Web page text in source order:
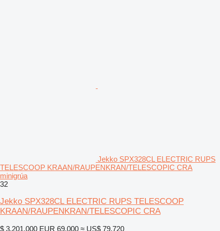
Jekko SPX328CL ELECTRIC RUPS
TELESCOOP KRAAN/RAUPENKRAN/TELESCOPIC CRA
minigrúa
32
Jekko SPX328CL ELECTRIC RUPS TELESCOOP
KRAAN/RAUPENKRAN/TELESCOPIC CRA
$ 3.201.000 EUR 69.000 ≈ US$ 79.720